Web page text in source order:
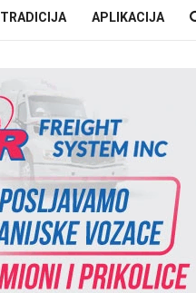
TRADICIJA APLIKACIJA